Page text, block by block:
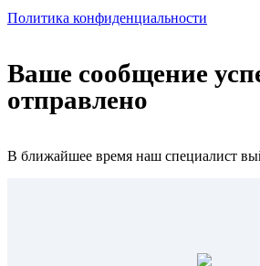
Политика конфиденциальности
Ваше сообщение
отправлено
В ближайшее время наш специалист